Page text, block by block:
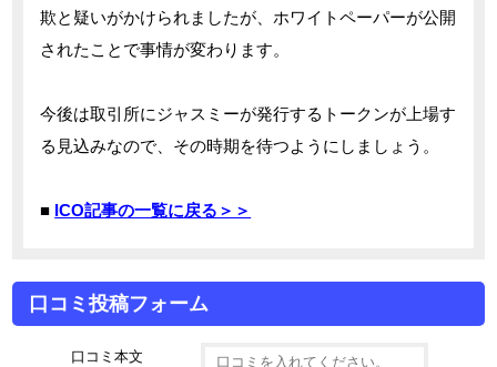
欺と疑いがかけられましたが、ホワイトペーパーが公開
されたことで事情が変わります。
今後は取引所にジャスミーが発行するトークンが上場す
る見込みなので、その時期を待つようにしましょう。
■ ICO記事の一覧に戻る＞＞
口コミ投稿フォーム
口コミ本文